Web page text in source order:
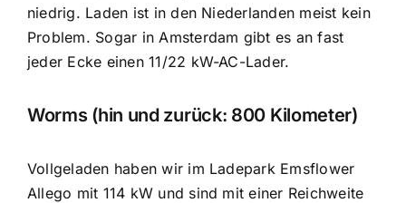
niedrig. Laden ist in den Niederlanden meist kein
Problem. Sogar in Amsterdam gibt es an fast
jeder Ecke einen 11/22 kW-AC-Lader.
Worms (hin und zurück: 800 Kilometer)
Vollgeladen haben wir im Ladepark Emsflower
Allego mit 114 kW und sind mit einer Reichweite